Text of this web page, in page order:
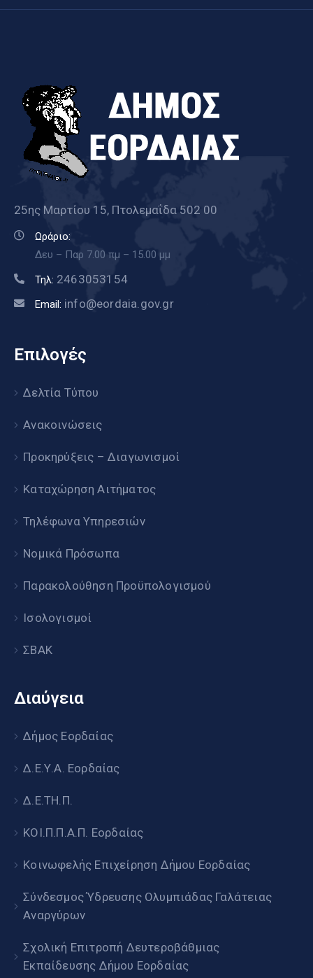
25ης Μαρτίου 15, Πτολεμαΐδα 502 00
Ωράριο:
Δευ – Παρ 7.00 πμ – 15.00 μμ
Τηλ: 2463053154
Email: info@eordaia.gov.gr
Επιλογές
Δελτία Τύπου
Ανακοινώσεις
Προκηρύξεις – Διαγωνισμοί
Καταχώρηση Αιτήματος
Τηλέφωνα Υπηρεσιών
Νομικά Πρόσωπα
Παρακολούθηση Προϋπολογισμού
Ισολογισμοί
ΣΒΑΚ
Διαύγεια
Δήμος Εορδαίας
Δ.Ε.Υ.Α. Εορδαίας
Δ.Ε.ΤΗ.Π.
ΚΟΙ.Π.Π.Α.Π. Εορδαίας
Κοινωφελής Επιχείρηση Δήμου Εορδαίας
Σύνδεσμος Ύδρευσης Ολυμπιάδας Γαλάτειας
Αναργύρων
Σχολική Επιτροπή Δευτεροβάθμιας
Εκπαίδευσης Δήμου Εορδαίας